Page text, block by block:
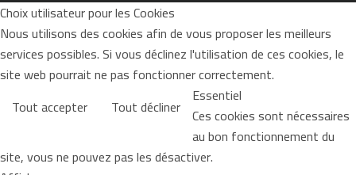
Choix utilisateur pour les Cookies
Nous utilisons des cookies afin de vous proposer les meilleurs
services possibles. Si vous déclinez l'utilisation de ces cookies, le
site web pourrait ne pas fonctionner correctement.
Tout accepter
Tout décliner Essentiel
Ces cookies sont nécessaires
au bon fonctionnement du
site, vous ne pouvez pas les désactiver.